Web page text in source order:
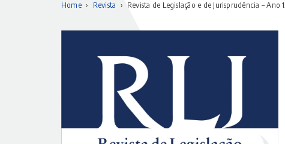
Home › Revista › Revista de Legislação e de Jurisprudência – Ano